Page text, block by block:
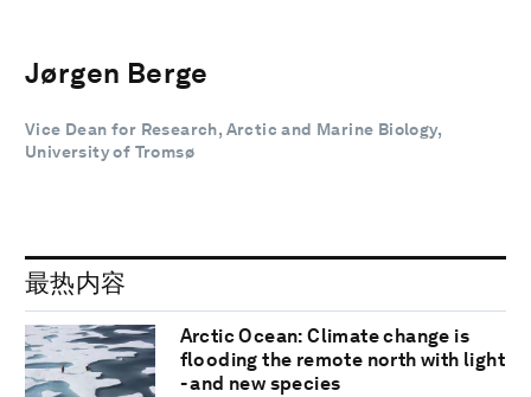
Jørgen Berge
Vice Dean for Research, Arctic and Marine Biology,
University of Tromsø
最热内容
Arctic Ocean: Climate change is
flooding the remote north with light
- and new species